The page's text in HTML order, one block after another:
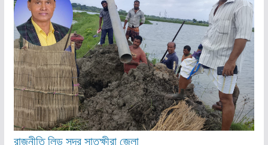
রাজনীতিলিডসদরসাতক্ষীরা জেলা